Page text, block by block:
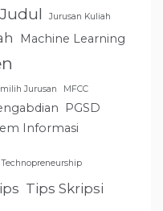
Judul Jurusan Kuliah
Machine Learning
Jurusan
MFCC
PGSD
Informasi
Technopreneurship
Tips Skripsi